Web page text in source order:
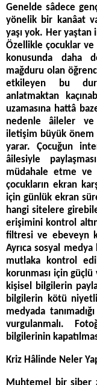
Genelde sâdece
yönelik bir kanâat
yaşı yok. Her yaştan
Özellikle çocuklar ve
konusunda daha
mağduru olan
etkileyen bu
anlatmaktan
uzamasına hattâ
nedenle âileler ve
iletişim büyük önem
yarar. Çocuğun
âilesiyle
müdahale etme ve
çocukların ekran
için günlük ekran
hangi sitelere
erişimini kontrol
filtresi ve ebeveyn
Ayrıca sosyal
mutlaka kontrol
korunması için
kişisel bilgilerin
bilgilerin kötü
medyada
vurgulanmalı.
bilgilerinin
Kriz Hâlinde Neler
Muhtemel bir siber